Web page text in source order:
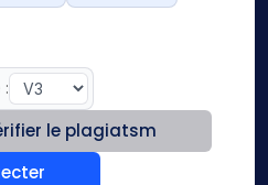
:
le plagiatsm